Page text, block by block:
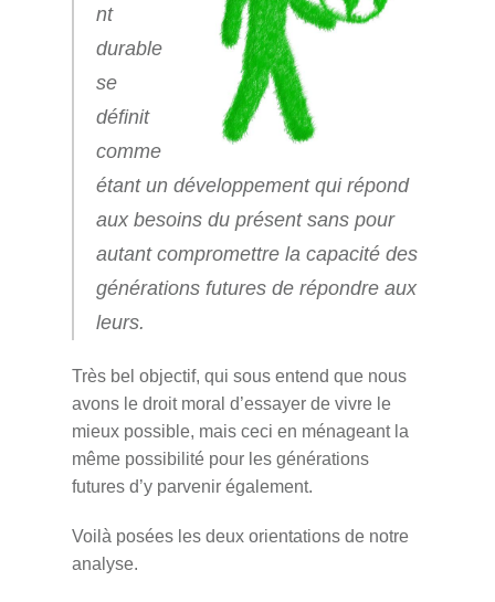
nt
durable
se
définit
comme
étant un développement qui répond
aux besoins du présent sans pour
autant compromettre la capacité des
générations futures de répondre aux
leurs.
Très bel objectif, qui sous entend que nous
avons le droit moral d’essayer de vivre le
mieux possible, mais ceci en ménageant la
même possibilité pour les générations
futures d’y parvenir également.
Voilà posées les deux orientations de notre
analyse.